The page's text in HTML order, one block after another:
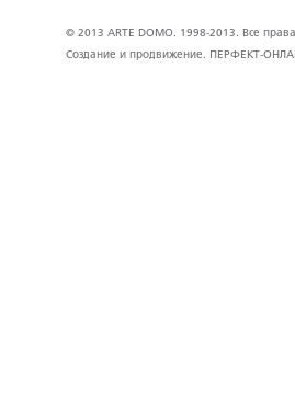
© 2013 ARTE DOMO. 1998-2013. Все
Создание и продвижение.
ПЕРФЕКТ-